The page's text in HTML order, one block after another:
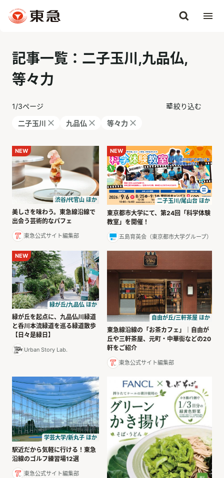
記事一覧：二子玉川,九品仏,
等々力
1/3ページ
絞り込む
二子玉川
九品仏 等々力
NEW
渋谷/代官山 ほか
美しさを味わう。東急線沿線で
出会う芸術的なパフェ
東急公式サイト編集部
NEW
二子玉川/尾山台 ほか
東京都市大学にて、第24回「科学体験
教室」を開催！
五島育英会（東京都市大学グループ）
NEW
緑が丘/九品仏 ほか
緑が丘を起点に、九品仏川緑道
と呑川本流緑道を巡る緑道散歩
【日々是緑日】
Urban Story Lab.
自由が丘/三軒茶屋 ほか
東急線沿線の「お茶カフェ」｜自由が
丘や三軒茶屋、元町・中華街などの20
軒をご紹介
東急公式サイト編集部
学芸大学/新丸子 ほか
駅近だから気軽に行ける！東急
沿線のゴルフ練習場12選
東急公式サイト編集部